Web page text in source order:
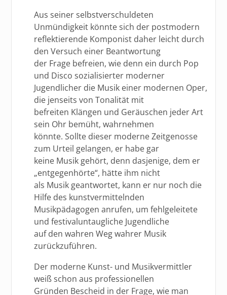
Aus seiner selbstverschuldeten
Unmündigkeit könnte sich der postmodern
reflektierende Komponist daher leicht durch
den Versuch einer Beantwortung
der Frage befreien, wie denn ein durch Pop
und Disco sozialisierter moderner
Jugendlicher die Musik einer modernen Oper,
die jenseits von Tonalität mit
befreiten Klängen und Geräuschen jeder Art
sein Ohr bemüht, wahrnehmen
könnte. Sollte dieser moderne Zeitgenosse
zum Urteil gelangen, er habe gar
keine Musik gehört, denn dasjenige, dem er
„entgegenhörte“, hätte ihm nicht
als Musik geantwortet, kann er nur noch die
Hilfe des kunstvermittelnden
Musikpädagogen anrufen, um fehlgeleitete
und festivaluntaugliche Jugendliche
auf den wahren Weg wahrer Musik
zurückzuführen.
Der moderne Kunst- und Musikvermittler
weiß schon aus professionellen
Gründen Bescheid in der Frage, wie man